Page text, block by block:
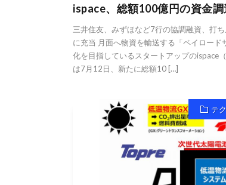
ispace、総額100億円の資金調
三井住友、みずほなど7行の協調融資、打
に充当 月面へ物資を輸送する「ペイロード
化を目指しているスタートアップのispace（
は7月12日、新たに総額10 […]
テ